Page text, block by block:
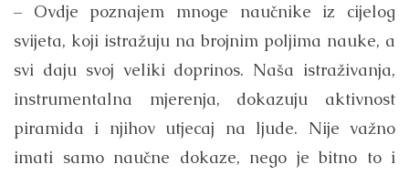
– Ovdje poznajem mnoge naučnike iz cijelog
svijeta, koji istražuju na brojnim poljima nauke, a
svi daju svoj veliki doprinos. Naša istraživanja,
instrumentalna mjerenja, dokazuju aktivnost
piramida i njihov utjecaj na ljude. Nije važno
imati samo naučne dokaze, nego je bitno to i